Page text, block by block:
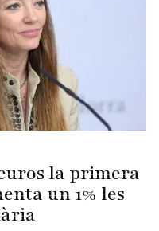
la primera
un 1% les